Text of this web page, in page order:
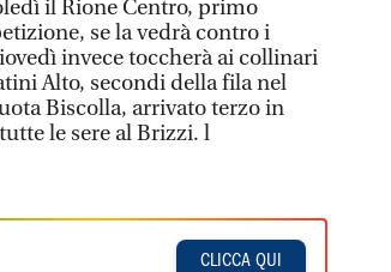
il Rione Centro, primo
se la vedrà contro i
invece toccherà ai collinari
Alto, secondi della fila nel
Biscolla, arrivato terzo in
le sere al Brizzi. l
CLICCA QUI